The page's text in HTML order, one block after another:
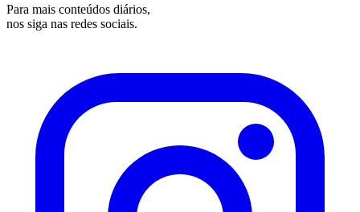
Para mais conteúdos diários,
nos siga nas redes sociais.